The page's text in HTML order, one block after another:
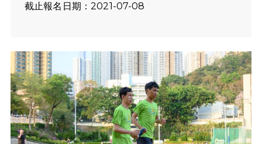
截止報名日期：2021-07-08